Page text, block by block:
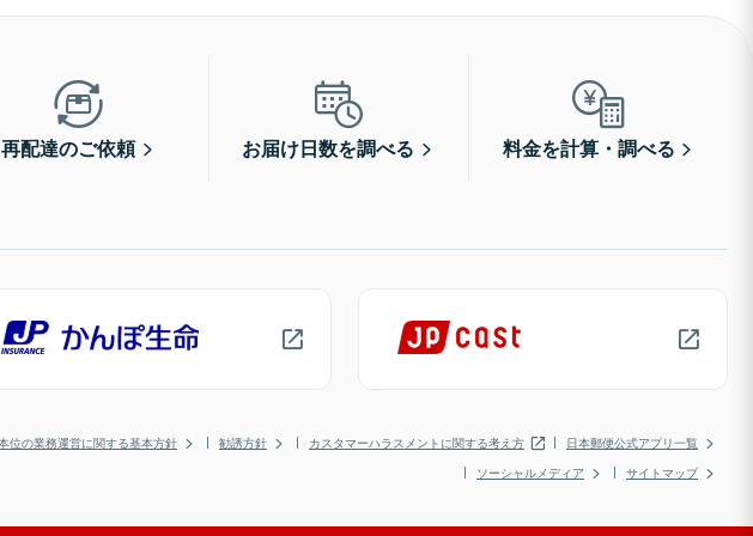
再配達のご依頼 お届け日数を調べる 料金を計算・調べる
位の業務運営に関する基本方針 勧誘方針 カスタマーハラスメントに関する考え方
日本郵便公式アプリ一覧
ソーシャルメディア
サイトマップ